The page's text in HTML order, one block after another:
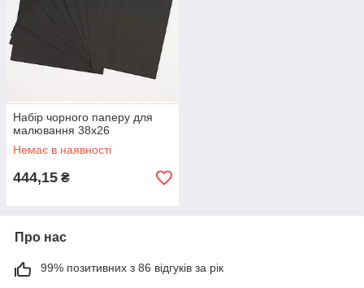
Набір чорного паперу для
малювання 38х26
Немає в наявності
444,15 ₴
Про нас
99% позитивних з 86 відгуків за рік